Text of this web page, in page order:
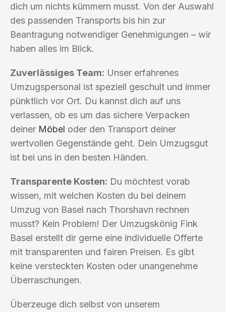
dich um nichts kümmern musst. Von der Auswahl
des passenden Transports bis hin zur
Beantragung notwendiger Genehmigungen – wir
haben alles im Blick.
Zuverlässiges Team: Unser erfahrenes
Umzugspersonal ist speziell geschult und immer
pünktlich vor Ort. Du kannst dich auf uns
verlassen, ob es um das sichere Verpacken
deiner Möbel oder den Transport deiner
wertvollen Gegenstände geht. Dein Umzugsgut
ist bei uns in den besten Händen.
Transparente Kosten: Du möchtest vorab
wissen, mit welchen Kosten du bei deinem
Umzug von Basel nach Thorshavn rechnen
musst? Kein Problem! Der Umzugskönig Fink
Basel erstellt dir gerne eine individuelle Offerte
mit transparenten und fairen Preisen. Es gibt
keine versteckten Kosten oder unangenehme
Überraschungen.
Überzeuge dich selbst von unserem